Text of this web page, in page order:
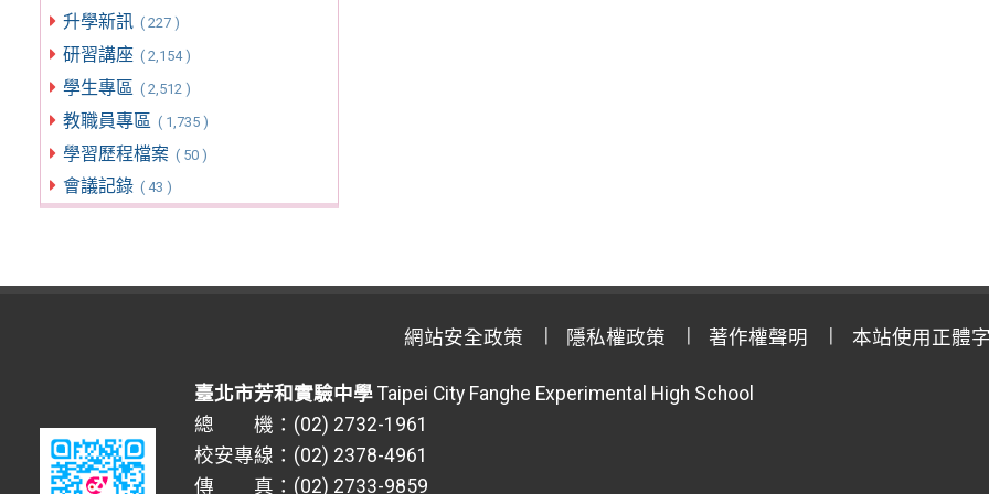
升學新訊 ( 227 )
研習講座 ( 2,154 )
學生專區 ( 2,512 )
教職員專區 ( 1,735 )
學習歷程檔案 ( 50 )
會議記錄 ( 43 )
網站安全政策 隱私權政策 著作權聲明 本站使用正體
臺北市芳和實驗中學 Taipei City Fanghe Experimental High School
總 機：(02) 2732-1961
校安專線：(02) 2378-4961
傳 真：(02) 2733-9859